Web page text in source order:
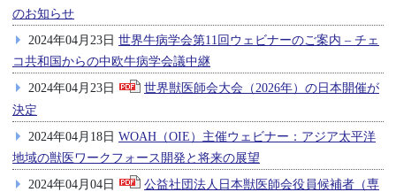
のお知らせ
2024年04月23日 世界牛病学会第11回ウェビナーのご案内 – チェ
コ共和国からの中欧牛病学会議中継
2024年04月23日
世界獣医師会大会（2026年）の日本開催が
決定
2024年04月18日 WOAH（OIE）主催ウェビナー：アジア太平洋
地域の獣医ワークフォース開発と将来の展望
2024年04月04日
公益社団法人日本獣医師会役員候補者（専